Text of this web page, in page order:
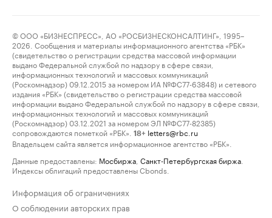
© ООО «БИЗНЕСПРЕСС», АО «РОСБИЗНЕСКОНСАЛТИНГ», 1995–
2026. Сообщения и материалы информационного агентства «РБК»
(свидетельство о регистрации средства массовой информации
выдано Федеральной службой по надзору в сфере связи,
информационных технологий и массовых коммуникаций
(Роскомнадзор) 09.12.2015 за номером ИА №ФС77-63848) и сетевого
издания «РБК» (свидетельство о регистрации средства массовой
информации выдано Федеральной службой по надзору в сфере связи,
информационных технологий и массовых коммуникаций
(Роскомнадзор) 03.12.2021 за номером ЭЛ №ФС77-82385)
сопровождаются пометкой «РБК».
18+ letters@rbc.ru
Владельцем сайта является информационное агентство «РБК».
Данные предоставлены: Мосбиржа Санкт-Петербургская биржа
Индексы облигаций предоставлены Cbonds.
Информация об ограничениях
О соблюдении авторских прав